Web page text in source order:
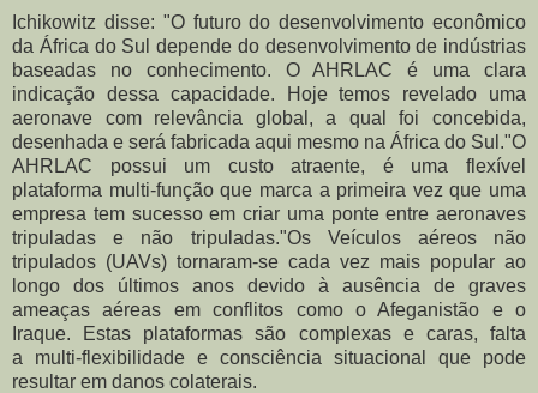
Ichikowitz disse: "O futuro do desenvolvimento econômico
da África do Sul depende do desenvolvimento de indústrias
baseadas no conhecimento. OAHRLAC é uma clara
indicação dessa capacidade.
Hoje temos revelado uma
aeronave com relevância global, a qual foi concebida,
desenhada e será fabricada aqui mesmo na África do Sul."O
AHRLAC possui um custo atraente, é uma flexível
plataforma multi-função que marca a primeira vez que uma
empresa tem sucesso em criar uma ponte entre aeronaves
tripuladas e não tripuladas."Os Veículos aéreos não
tripulados (UAVs) tornaram-se cada vez mais popular ao
longo dos últimos anos devido à ausência de graves
ameaças aéreas em conflitos como o Afeganistão e o
Iraque.
Estas plataformas são complexas e caras, falta
a multi-flexibilidade e consciência situacional que pode
resultar em danos colaterais.